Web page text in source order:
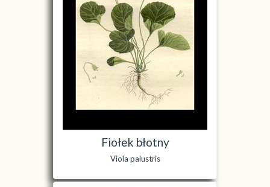
Fiołek błotny
Viola palustris